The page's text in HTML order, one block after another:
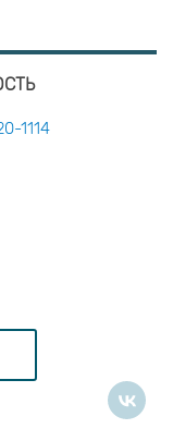
1114